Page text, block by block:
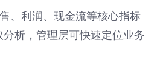
售、利润、现金流等核心指标
析，管理层可快速定位业务